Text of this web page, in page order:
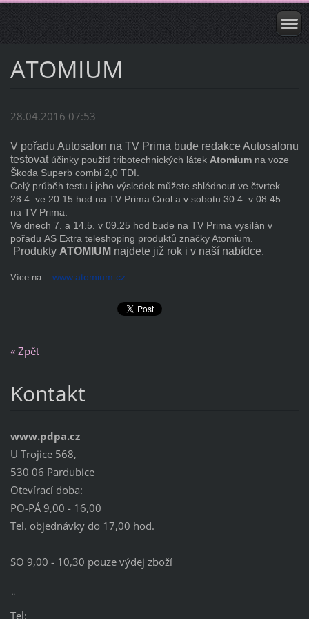
ATOMIUM
28.04.2016 07:53
V pořadu Autosalon na TV Prima bude redakce Autosalonu
testovat účinky použití tribotechnických látekAtomiumna voze
Škoda Superb combi 2,0 TDI.
Celý průběh testu i jeho výsledek můžete shlédnout ve čtvrtek
28.4. ve 20.15 hod na TV Prima Cool a v sobotu 30.4. v 08.45
na TV Prima.
Ve dnech 7. a 14.5. v 09.25 hod bude na TV Prima vysílán v
pořadu AS Extra teleshoping produktů značky Atomium.
Produkty ATOMIUM najdete již rok i v naší nabídce.
Více na www.atomium.cz
« Zpět
Kontakt
www.pdpa.cz
U Trojice 568,
530 06 Pardubice
Otevírací doba:
PO-PÁ 9,00 - 16,00
Tel. objednávky do 17,00 hod.
SO 9,00 - 10,30 pouze výdej zboží
¨
Tel: